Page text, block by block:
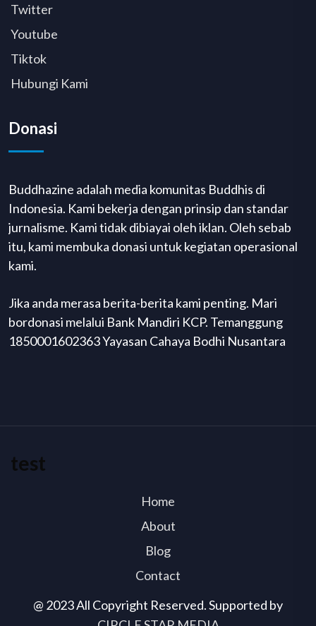
Twitter
Youtube
Tiktok
Hubungi Kami
Donasi
Buddhazine adalah media komunitas Buddhis di
Indonesia. Kami bekerja dengan prinsip dan standar
jurnalisme. Kami tidak dibiayai oleh iklan. Oleh sebab
itu, kami membuka donasi untuk kegiatan operasional
kami.
Jika anda merasa berita-berita kami penting. Mari
bordonasi melalui Bank Mandiri KCP. Temanggung
1850001602363 Yayasan Cahaya Bodhi Nusantara
@ 2023 All Copyright Reserved. Supported by
test
Home
About
Blog
Contact